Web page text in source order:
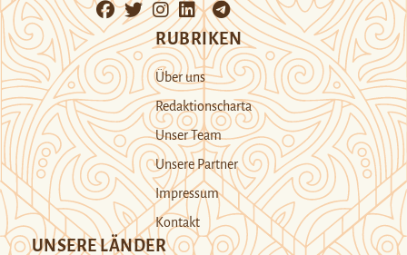
RUBRIKEN
Über uns
Redaktionscharta
Unser Team
Unsere Partner
Impressum
Kontakt
UNSERE LÄNDER